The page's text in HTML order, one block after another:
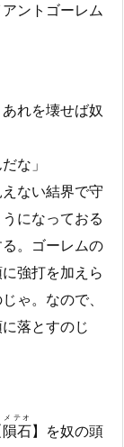
ントゴーレム
れを壊せば奴
な」
ない結界で守
になっておる
。ゴーレムの
強打を加えら
ゃ。なので、
落とすのじ
隕石
メテオ
】を奴の頭